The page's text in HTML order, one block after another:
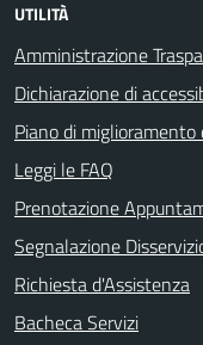
UTILITÀ
Amministrazione
Dichiarazione di
Piano di miglioramento
Leggi le FAQ
Prenotazione
Segnalazione
Richiesta d'Assistenza
Bacheca Servizi